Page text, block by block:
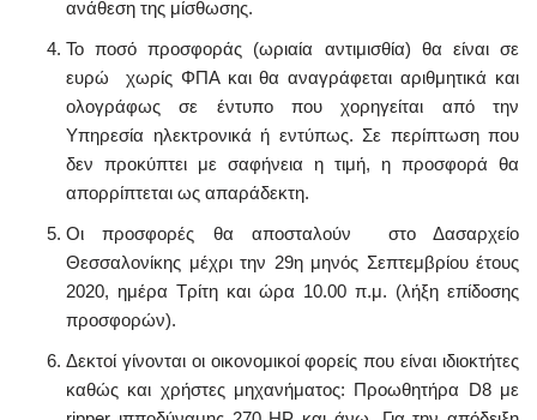
ανάθεση της μίσθωσης.
Το ποσό προσφοράς (ωριαία αντιμισθία) θα είναι σε
ευρώ χωρίς ΦΠΑ και θα αναγράφεται αριθμητικά και
ολογράφως σε έντυπο που χορηγείται από την
Υπηρεσία ηλεκτρονικά ή εντύπως. Σε περίπτωση που
δεν προκύπτει με σαφήνεια η τιμή, η προσφορά θα
απορρίπτεται ως απαράδεκτη.
Οι προσφορές θα αποσταλούν στο Δασαρχείο
Θεσσαλονίκης μέχρι την 29η μηνός Σεπτεμβρίου έτους
2020, ημέρα Τρίτη και ώρα 10.00 π.μ. (λήξη επίδοσης
προσφορών).
Δεκτοί γίνονται οι οικονομικοί φορείς που είναι ιδιοκτήτες
καθώς και χρήστες μηχανήματος: Προωθητήρα D8 με